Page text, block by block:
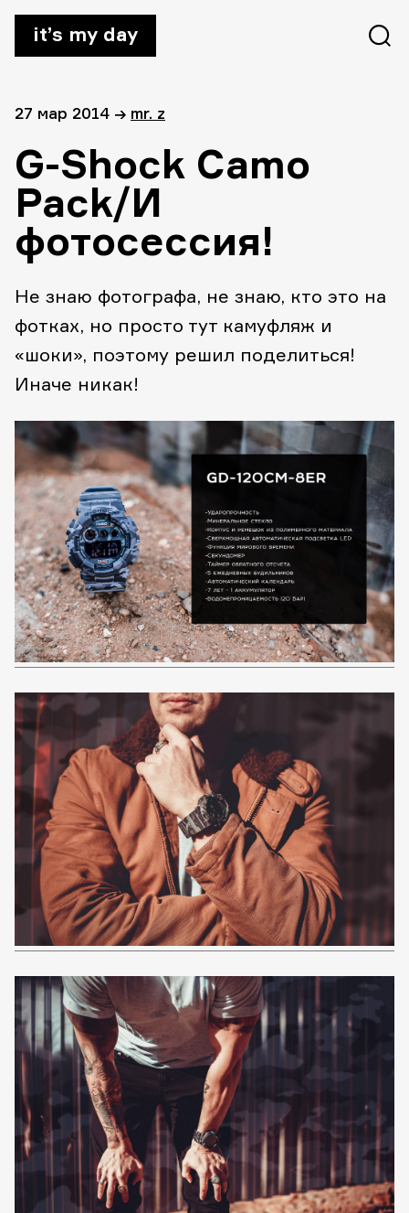
it’s my day
27 мар 2014 → mr. z
G-Shock Camo
Pack/И
фотосессия!
Не знаю фотографа, не знаю, кто это на
фотках, но просто тут камуфляж и
«шоки», поэтому решил поделиться!
Иначе никак!